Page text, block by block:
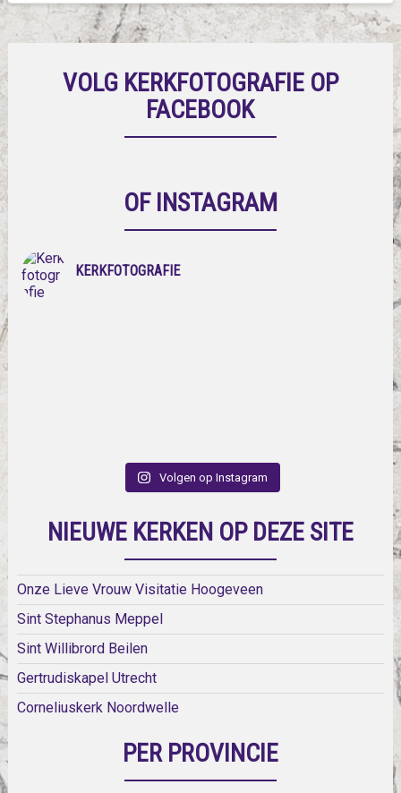
VOLG KERKFOTOGRAFIE OP
FACEBOOK
OF INSTAGRAM
KERKFOTOGRAFIE
Volgen op Instagram
NIEUWE KERKEN OP DEZE SITE
Onze Lieve Vrouw Visitatie Hoogeveen
Sint Stephanus Meppel
Sint Willibrord Beilen
Gertrudiskapel Utrecht
Corneliuskerk Noordwelle
PER PROVINCIE